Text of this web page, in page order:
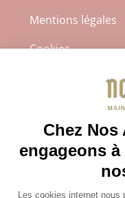
Mentions légales
Cookies
Protection des